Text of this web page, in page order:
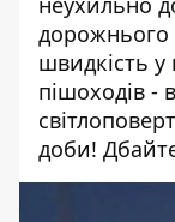
дорожнього
швидкість у
пішоходів -
доби!